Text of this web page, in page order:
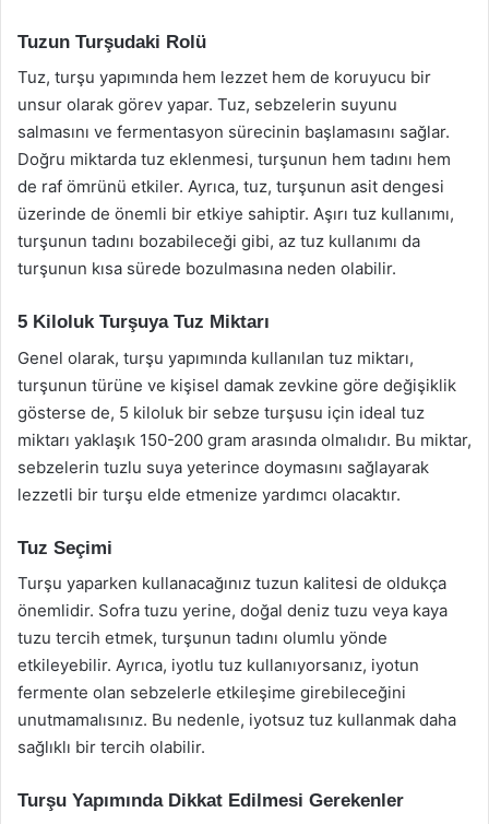
Tuzun Turşudaki Rolü
Tuz, turşu yapımında hem lezzet hem de koruyucu bir
unsur olarak görev yapar. Tuz, sebzelerin suyunu
salmasını ve fermentasyon sürecinin başlamasını sağlar.
Doğru miktarda tuz eklenmesi, turşunun hem tadını hem
de raf ömrünü etkiler. Ayrıca, tuz, turşunun asit dengesi
üzerinde de önemli bir etkiye sahiptir. Aşırı tuz kullanımı,
turşunun tadını bozabileceği gibi, az tuz kullanımı da
turşunun kısa sürede bozulmasına neden olabilir.
5 Kiloluk Turşuya Tuz Miktarı
Genel olarak, turşu yapımında kullanılan tuz miktarı,
turşunun türüne ve kişisel damak zevkine göre değişiklik
gösterse de, 5 kiloluk bir sebze turşusu için ideal tuz
miktarı yaklaşık 150-200 gram arasında olmalıdır. Bu miktar,
sebzelerin tuzlu suya yeterince doymasını sağlayarak
lezzetli bir turşu elde etmenize yardımcı olacaktır.
Tuz Seçimi
Turşu yaparken kullanacağınız tuzun kalitesi de oldukça
önemlidir. Sofra tuzu yerine, doğal deniz tuzu veya kaya
tuzu tercih etmek, turşunun tadını olumlu yönde
etkileyebilir. Ayrıca, iyotlu tuz kullanıyorsanız, iyotun
fermente olan sebzelerle etkileşime girebileceğini
unutmamalısınız. Bu nedenle, iyotsuz tuz kullanmak daha
sağlıklı bir tercih olabilir.
Turşu Yapımında Dikkat Edilmesi Gerekenler